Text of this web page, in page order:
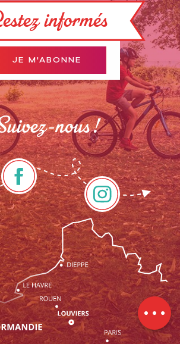
Description
Prestations
Tarifs
Ouvertures
Contacter
par email
informés
JE M'ABONNE
nous !